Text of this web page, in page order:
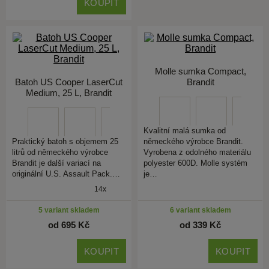
KOUPIT
Batoh US Cooper LaserCut
Medium, 25 L, Brandit
Praktický batoh s objemem 25
litrů od německého výrobce
Brandit je další variací na
originální U.S. Assault Pack.…
14x
5 variant skladem
od 695 Kč
KOUPIT
Molle sumka Compact,
Brandit
Kvalitní malá sumka od
německého výrobce Brandit.
Vyrobena z odolného materiálu
polyester 600D. Molle systém
je…
6 variant skladem
od 339 Kč
KOUPIT